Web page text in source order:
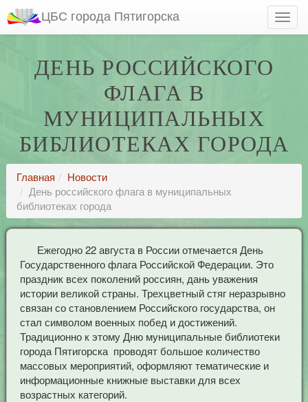
ЦБС города Пятигорска
ДЕНЬ РОССИЙСКОГО
ФЛАГА В
МУНИЦИПАЛЬНЫХ
БИБЛИОТЕКАХ ГОРОДА
Главная
Новости
День российского флага в муниципальных
библиотеках города
Ежегодно 22 августа в России отмечается День
Государственного флага Российской Федерации. Это
праздник всех поколений россиян, дань уважения
истории великой страны. Трехцветный стяг неразрывно
связан со становлением Российского государства, он
стал символом военных побед и достижений.
Традиционно к этому Дню муниципальные библиотеки
города Пятигорска проводят большое количество
массовых мероприятий, оформляют тематические и
информационные книжные выставки для всех
возрастных категорий.